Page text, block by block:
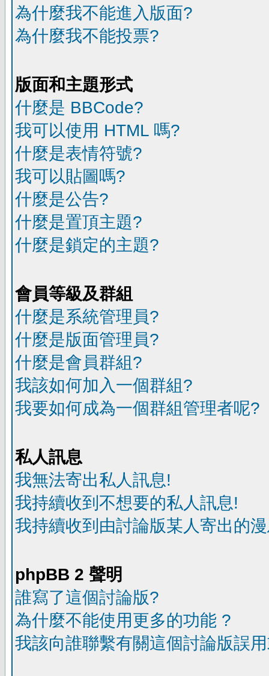
為什麼我不能進入版面?
為什麼我不能投票?
版面和主題形式
什麼是 BBCode?
我可以使用 HTML 嗎?
什麼是表情符號?
我可以貼圖嗎?
什麼是公告?
什麼是置頂主題?
什麼是鎖定的主題?
會員等級及群組
什麼是系統管理員?
什麼是版面管理員?
什麼是會員群組?
我該如何加入一個群組?
我要如何成為一個群組管理者呢?
私人訊息
我無法寄出私人訊息!
我持續收到不想要的私人訊息!
我持續收到由討論版某人寄出的
phpBB 2 聲明
誰寫了這個討論版?
為什麼不能使用更多的功能 ?
我該向誰聯繫有關這個討論版誤